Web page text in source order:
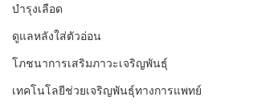
บำรุงเลือด
ดูแลหลังใส่ตัวอ่อน
โภชนาการเสริมภาวะเจริญพันธุ์
เทคโนโลยีช่วยเจริญพันธุ์ทางการแพทย์